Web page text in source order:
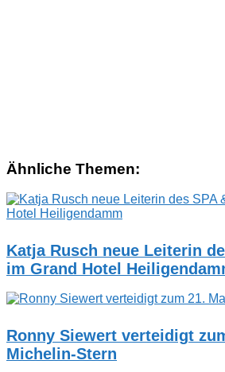
Ähnliche Themen:
Katja Rusch neue Leiterin
im Grand Hotel
Ronny Siewert verteidigt
Michelin-Stern